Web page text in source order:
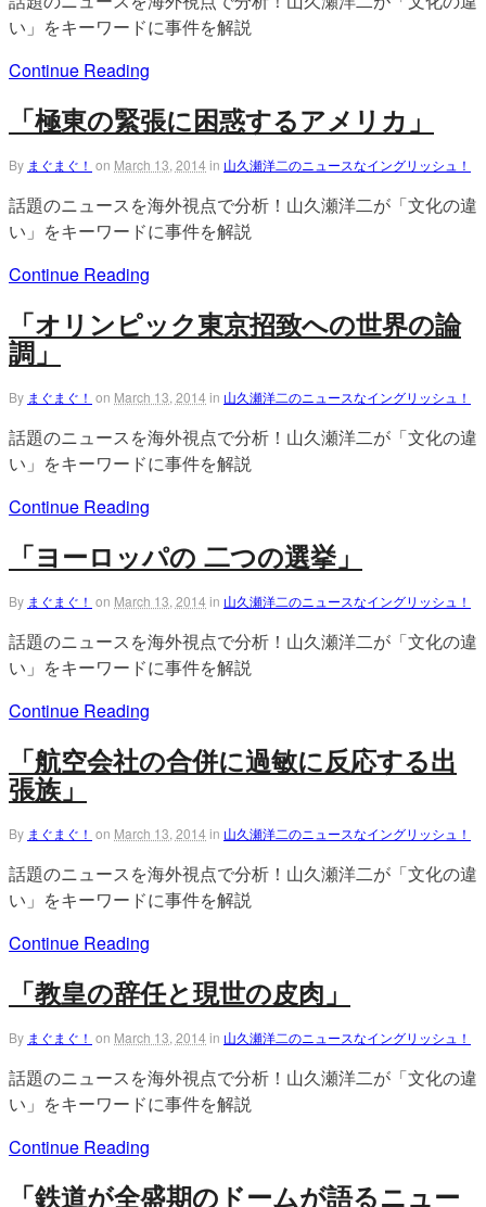
い」をキーワードに事件を解説
Continue Reading
「極東の緊張に困惑するアメリカ」
By まぐまぐ！ on March 13, 2014 in 山久瀬洋二のニュースなイングリッシュ！
話題のニュースを海外視点で分析！山久瀬洋二が「文化の違
い」をキーワードに事件を解説
Continue Reading
「オリンピック東京招致への世界の論
調」
By まぐまぐ！ on March 13, 2014 in 山久瀬洋二のニュースなイングリッシュ！
話題のニュースを海外視点で分析！山久瀬洋二が「文化の違
い」をキーワードに事件を解説
Continue Reading
「ヨーロッパの 二つの選挙」
By まぐまぐ！ on March 13, 2014 in 山久瀬洋二のニュースなイングリッシュ！
話題のニュースを海外視点で分析！山久瀬洋二が「文化の違
い」をキーワードに事件を解説
Continue Reading
「航空会社の合併に過敏に反応する出
張族」
By まぐまぐ！ on March 13, 2014 in 山久瀬洋二のニュースなイングリッシュ！
話題のニュースを海外視点で分析！山久瀬洋二が「文化の違
い」をキーワードに事件を解説
Continue Reading
「教皇の辞任と現世の皮肉」
By まぐまぐ！ on March 13, 2014 in 山久瀬洋二のニュースなイングリッシュ！
話題のニュースを海外視点で分析！山久瀬洋二が「文化の違
い」をキーワードに事件を解説
Continue Reading
「鉄道が全盛期のドームが語るニュー